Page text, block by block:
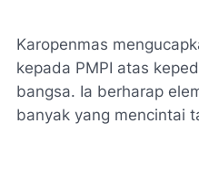
Karopenmas
kepada PMPI atas
bangsa. Ia berharap
banyak yang mencintai